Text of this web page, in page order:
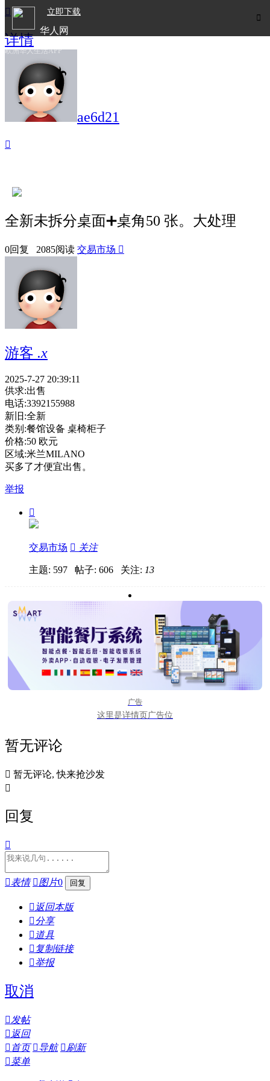

立即下载
华人网
欧洲华人生活APP

详情
ae6d21

全新未拆分桌面➕桌角50 张。大处理
0回复 2085阅读 交易市场 
游客 .x
2025-7-27 20:39:11
供求:出售
电话:3392155988
新旧:全新
类别:餐馆设备 桌椅柜子
价格:50 欧元
区域:米兰MILANO
买多了才便宜出售。
举报

交易市场  关注
主题: 597 帖子: 606 关注: 13
广告
这里是详情页广告位
暂无评论
 暂无评论, 快来抢沙发

回复

表情 图片0
 返回本版
分享
 道具
 复制链接
举报
取消
发帖
 返回
 首页 导航 刷新
菜单